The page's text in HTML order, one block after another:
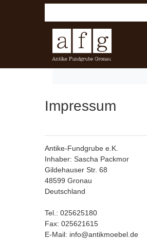
Impressum
Antike-Fundgrube e.K.
Inhaber: Sascha Packmor
Gildehauser Str. 68
48599 Gronau
Deutschland
Tel.: 025625180
Fax: 025621615
E-Mail: info@antikmoebel.de